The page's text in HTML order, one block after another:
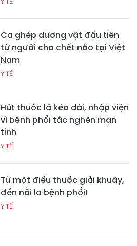
Ca ghép dương vật đầu tiên
từ người cho chết não tại Việt
Nam
Y TẾ
Hút thuốc lá kéo dài, nhập viện
vì bệnh phổi tắc nghẽn mạn
tính
Y TẾ
Từ một điếu thuốc giải khuây,
đến nỗi lo bệnh phổi!
Y TẾ